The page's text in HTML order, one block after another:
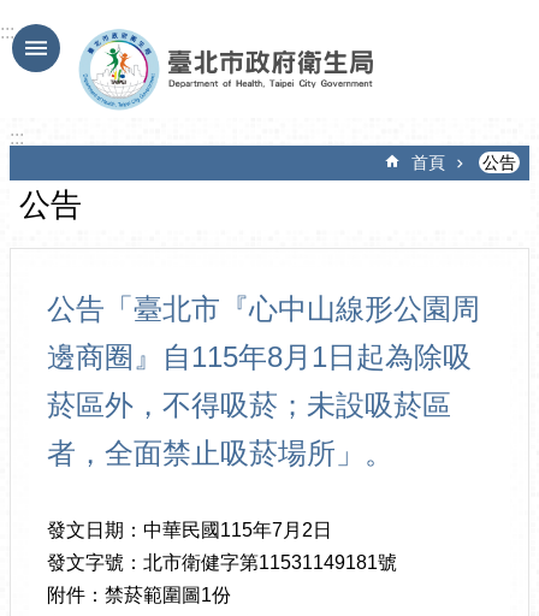
跳到主要內容區塊
:::
:::
首頁 公告
公告
公告「臺北市『心中山線形公園周
邊商圈』自115年8月1日起為除吸
菸區外，不得吸菸；未設吸菸區
者，全面禁止吸菸場所」。
發文日期：中華民國115年7月2日
發文字號：北市衛健字第11531149181號
附件：禁菸範圍圖1份